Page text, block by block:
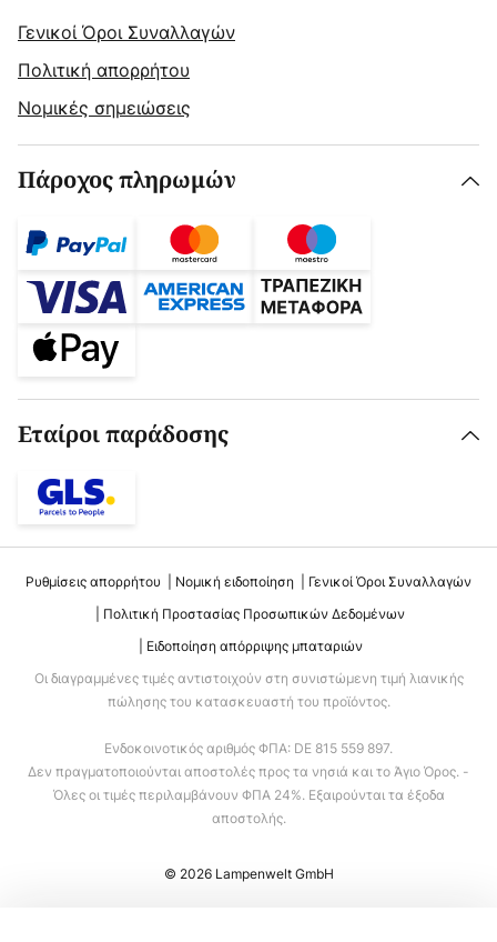
Γενικοί Όροι Συναλλαγών
Πολιτική απορρήτου
Νομικές σημειώσεις
Πάροχος πληρωμών
Εταίροι παράδοσης
Ρυθμίσεις απορρήτου Νομική ειδοποίηση
Γενικοί Όροι Συναλλαγών
Πολιτική Προστασίας Προσωπικών Δεδομένων
Ειδοποίηση απόρριψης μπαταριών
Οι διαγραμμένες τιμές αντιστοιχούν στη συνιστώμενη τιμή λιανικής
πώλησης του κατασκευαστή του προϊόντος.
Ενδοκοινοτικός αριθμός ΦΠΑ: DE 815 559 897.
Δεν πραγματοποιούνται αποστολές προς τα νησιά και το Άγιο Όρος. -
Όλες οι τιμές περιλαμβάνουν ΦΠΑ 24%. Εξαιρούνται τα έξοδα
αποστολής.
© 2026 Lampenwelt GmbH